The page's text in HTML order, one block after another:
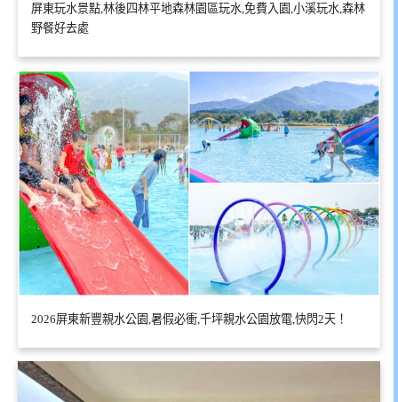
屏東玩水景點,林後四林平地森林園區玩水,免費入園,小溪玩水,森林
野餐好去處
2026屏東新豐親水公園,暑假必衝,千坪親水公園放電,快閃2天！